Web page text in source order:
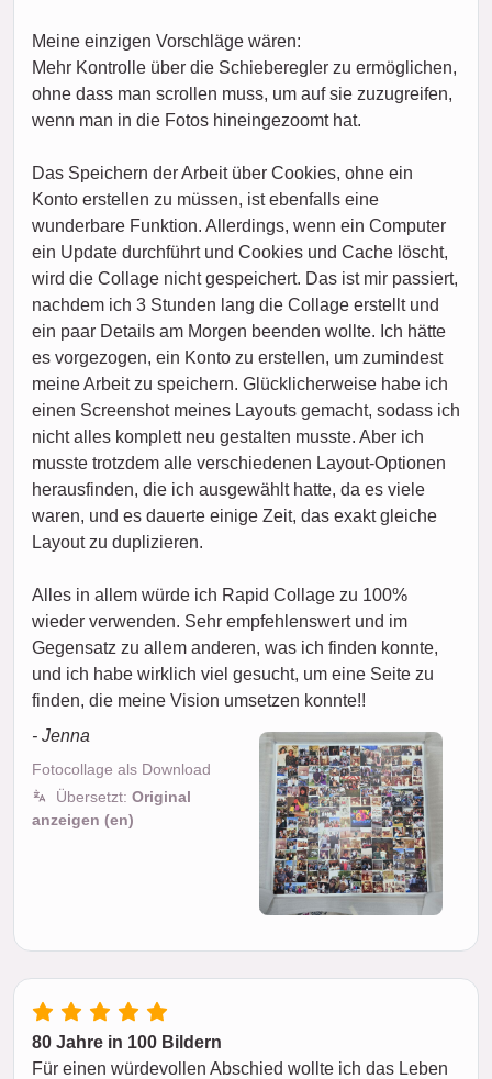
Meine einzigen Vorschläge wären:
Mehr Kontrolle über die Schieberegler zu ermöglichen,
ohne dass man scrollen muss, um auf sie zuzugreifen,
wenn man in die Fotos hineingezoomt hat.
Das Speichern der Arbeit über Cookies, ohne ein
Konto erstellen zu müssen, ist ebenfalls eine
wunderbare Funktion. Allerdings, wenn ein Computer
ein Update durchführt und Cookies und Cache löscht,
wird die Collage nicht gespeichert. Das ist mir passiert,
nachdem ich 3 Stunden lang die Collage erstellt und
ein paar Details am Morgen beenden wollte. Ich hätte
es vorgezogen, ein Konto zu erstellen, um zumindest
meine Arbeit zu speichern. Glücklicherweise habe ich
einen Screenshot meines Layouts gemacht, sodass ich
nicht alles komplett neu gestalten musste. Aber ich
musste trotzdem alle verschiedenen Layout-Optionen
herausfinden, die ich ausgewählt hatte, da es viele
waren, und es dauerte einige Zeit, das exakt gleiche
Layout zu duplizieren.
Alles in allem würde ich Rapid Collage zu 100%
wieder verwenden. Sehr empfehlenswert und im
Gegensatz zu allem anderen, was ich finden konnte,
und ich habe wirklich viel gesucht, um eine Seite zu
finden, die meine Vision umsetzen konnte!!
- Jenna
Fotocollage als Download
Übersetzt: Original
anzeigen (en)
80 Jahre in 100 Bildern
Für einen würdevollen Abschied wollte ich das Leben